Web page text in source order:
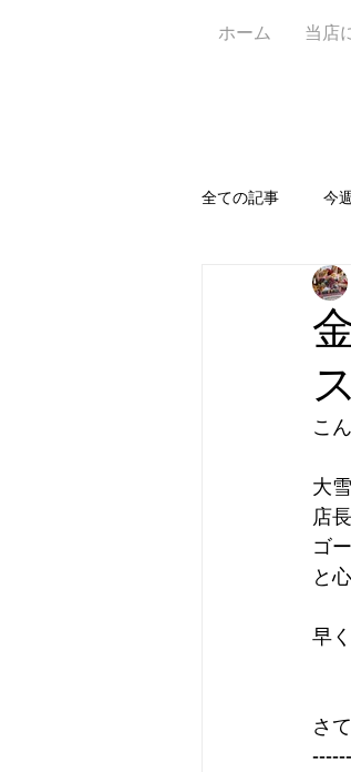
ホーム 当店
全ての記事 今
お知らせ📝
ワイン＆ビア
こ
大
店
ゴ
と
早
さ